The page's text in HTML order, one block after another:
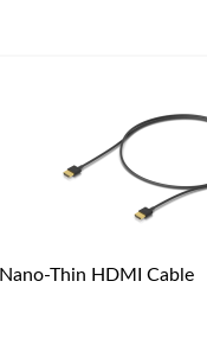
Nano-Thin HDMI Cable